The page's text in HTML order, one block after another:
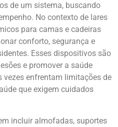
de um sistema, buscando
No contexto de lares
para camas e cadeiras
conforto, segurança e
Esses dispositivos são
e promover a saúde
enfrentam limitações de
que exigem cuidados
incluir almofadas, suportes